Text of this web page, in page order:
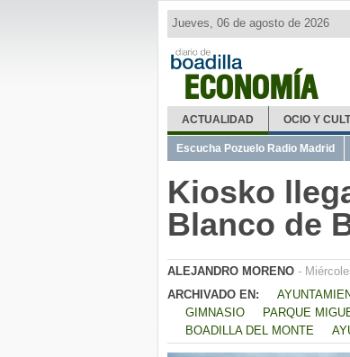
ECONOMÍA
Jueves, 06 de agosto de 2026
ACTUALIDAD OCIO Y
Escucha Pozuelo Radio Madrid
Kiosko
Blanco de
ALEJANDRO MORENO -
ARCHIVADO EN:
GIMNASIO
PARQUE
BOADILLA DEL MONTE